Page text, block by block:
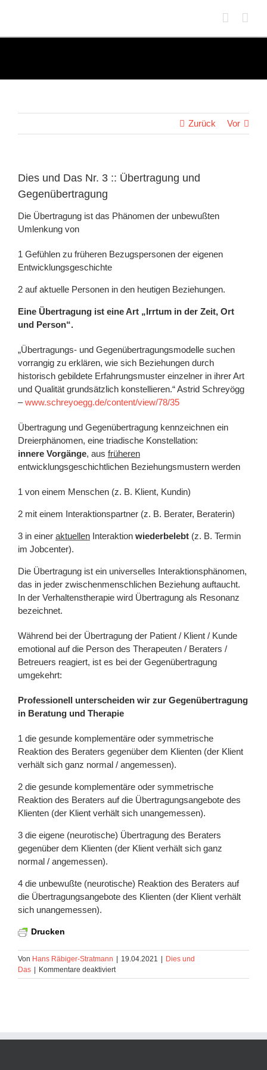
Zurück Vor
Dies und Das Nr. 3 :: Übertragung und
Gegenübertragung
Die Übertragung ist das Phänomen der unbewußten
Umlenkung von
Gefühlen zu früheren Bezugspersonen der eigenen
Entwicklungsgeschichte
auf aktuelle Personen in den heutigen Beziehungen.
Eine Übertragung ist eine Art „Irrtum in der Zeit, Ort
und Person“.
„Übertragungs- und Gegenübertragungsmodelle suchen
vorrangig zu erklären, wie sich Beziehungen durch
historisch gebildete Erfahrungsmuster einzelner in ihrer Art
und Qualität grundsätzlich konstellieren.“ Astrid Schreyögg
–www.schreyoegg.de/content/view/78/35
Übertragung und Gegenübertragung kennzeichnen ein
Dreierphänomen, eine triadische Konstellation:
innere Vorgänge, aus früheren
entwicklungsgeschichtlichen Beziehungsmustern werden
von einem Menschen (z. B. Klient, Kundin)
mit einem Interaktionspartner (z. B. Berater, Beraterin)
in einer aktuellen Interaktion wiederbelebt (z. B. Termin
im Jobcenter).
Die Übertragung ist ein universelles Interaktionsphänomen,
das in jeder zwischenmenschlichen Beziehung auftaucht.
In der Verhaltenstherapie wird Übertragung als Resonanz
bezeichnet.
Während bei der Übertragung der Patient / Klient / Kunde
emotional auf die Person des Therapeuten / Beraters /
Betreuers reagiert, ist es bei der Gegenübertragung
umgekehrt:
Professionell unterscheiden wir zur Gegenübertragung
in Beratung und Therapie
die gesunde komplementäre oder symmetrische
Reaktion des Beraters gegenüber dem Klienten (der Klient
verhält sich ganz normal / angemessen).
die gesunde komplementäre oder symmetrische
Reaktion des Beraters auf die Übertragungsangebote des
Klienten (der Klient verhält sich unangemessen).
die eigene (neurotische) Übertragung des Beraters
gegenüber dem Klienten (der Klient verhält sich ganz
normal / angemessen).
die unbewußte (neurotische) Reaktion des Beraters auf
die Übertragungsangebote des Klienten (der Klient verhält
sich unangemessen).
Drucken
Von Hans Räbiger-Stratmann 19.04.2021
Dies und
Das
Kommentare deaktiviertfür
Dies